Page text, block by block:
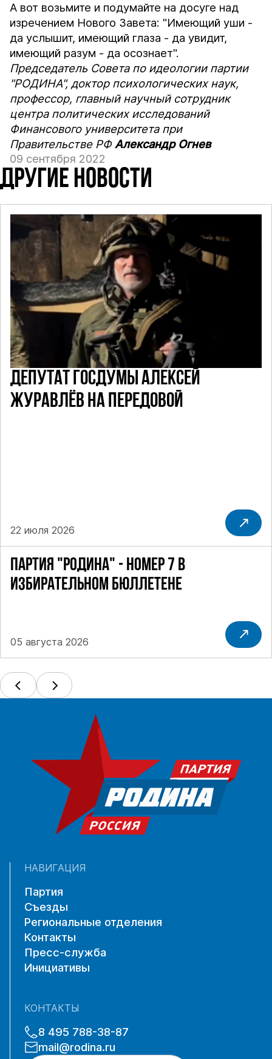
А вот возьмите и подумайте на досуге над
изречением Нового Завета: "Имеющий уши -
да услышит, имеющий глаза - да увидит,
имеющий разум - да осознает".
Председатель Совета по идеологии партии
"РОДИНА", доктор психологических наук,
профессор, главный научный сотрудник
центра политических исследований
Финансового университета при
Правительстве РФ Александр Огнев
09 сентября 2022
ДРУГИЕ НОВОСТИ
ПАРТИЯ "РОДИНА" - НОМЕР 7 В
ИЗБИРАТЕЛЬНОМ БЮЛЛЕТЕНЕ
05 августа 2026
ДЕПУТАТ ГОСДУМЫ АЛЕКСЕЙ
ЖУРАВЛЁВ НА ПЕРЕДОВОЙ
22 июля 2026
НАВИГАЦИЯ
Партия
Съезды
Региональные отделения
Контакты
Пресс-служба
Инициативы
КОНТАКТЫ
8 495 788-38-87
mail@rodina.ru